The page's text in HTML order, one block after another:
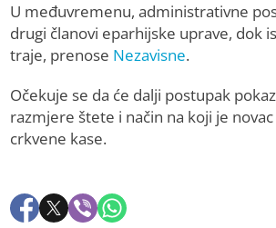
U međuvremenu, administrativne
drugi članovi eparhijske uprave, dok
traje, prenose Nezavisne.
Očekuje se da će dalji postupak
razmjere štete i način na koji je
crkvene kase.